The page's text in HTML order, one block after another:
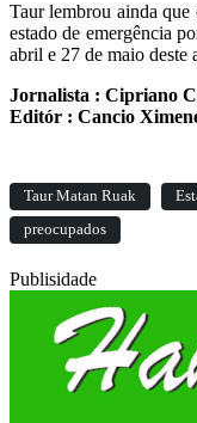
Taur lembrou ainda
estado de emergência
abril e 27 de maio deste
Jornalista : Cipriano
Editór : Cancio
Taur Matan Ruak
preocupados
Publisidade